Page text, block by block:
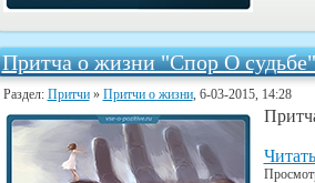
Притча о жизни "Спор О судьбе"
Раздел: Притчи» Притчи о жизни, 6-03-2015, 14:28